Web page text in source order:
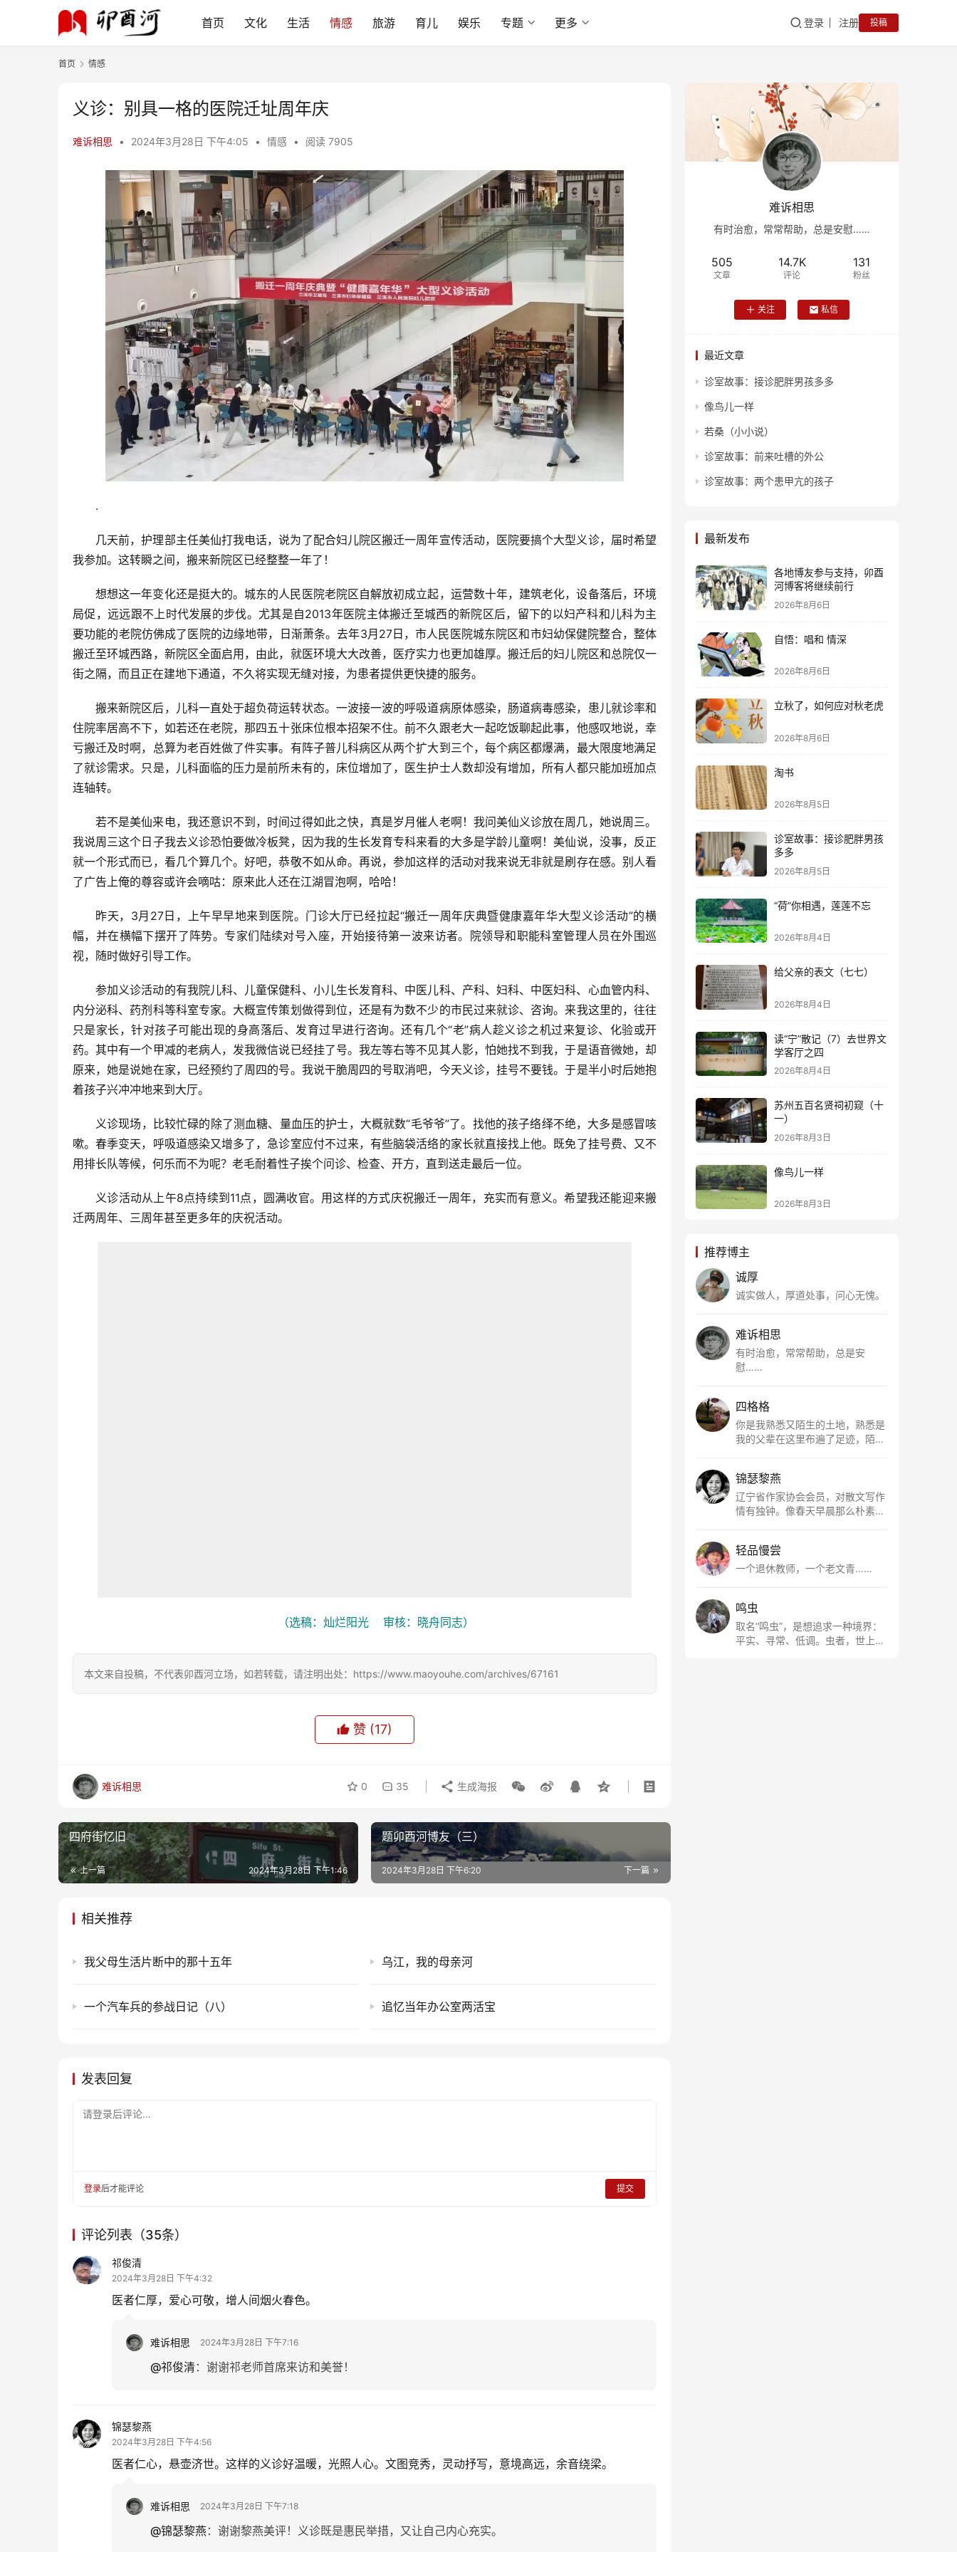
首页 文化 生活 情感 旅游 育儿 娱乐 专题 更多 登录 注册 投稿
首页 情感
义诊：别具一格的医院迁址周年庆
难诉相思 • 2024年3月28日 下午4:05 • 情感 • 阅读 7905
.
几天前，护理部主任美仙打我电话，说为了配合妇儿院区搬迁一周年宣传活动，医院要搞个大型义诊，届时希望
我参加。这转瞬之间，搬来新院区已经整整一年了！
想想这一年变化还是挺大的。城东的人民医院老院区自解放初成立起，运营数十年，建筑老化，设备落后，环境
局促，远远跟不上时代发展的步伐。尤其是自2013年医院主体搬迁至城西的新院区后，留下的以妇产科和儿科为主
要功能的老院仿佛成了医院的边缘地带，日渐萧条。去年3月27日，市人民医院城东院区和市妇幼保健院整合，整体
搬迁至环城西路，新院区全面启用，由此，就医环境大大改善，医疗实力也更加雄厚。搬迁后的妇儿院区和总院仅一
街之隔，而且正在建地下通道，不久将实现无缝对接，为患者提供更快捷的服务。
搬来新院区后，儿科一直处于超负荷运转状态。一波接一波的呼吸道病原体感染，肠道病毒感染，患儿就诊率和
住院率居高不下，如若还在老院，那四五十张床位根本招架不住。前不久跟老大一起吃饭聊起此事，他感叹地说，幸
亏搬迁及时啊，总算为老百姓做了件实事。有阵子普儿科病区从两个扩大到三个，每个病区都爆满，最大限度地满足
了就诊需求。只是，儿科面临的压力是前所未有的，床位增加了，医生护士人数却没有增加，所有人都只能加班加点
连轴转。
若不是美仙来电，我还意识不到，时间过得如此之快，真是岁月催人老啊！我问美仙义诊放在周几，她说周三。
我说周三这个日子我去义诊恐怕要做冷板凳，因为我的生长发育专科来看的大多是学龄儿童啊！美仙说，没事，反正
就一个形式而已，看几个算几个。好吧，恭敬不如从命。再说，参加这样的活动对我来说无非就是刷存在感。别人看
了广告上俺的尊容或许会嘀咕：原来此人还在江湖冒泡啊，哈哈！
昨天，3月27日，上午早早地来到医院。门诊大厅已经拉起“搬迁一周年庆典暨健康嘉年华大型义诊活动”的横
幅，并在横幅下摆开了阵势。专家们陆续对号入座，开始接待第一波来访者。院领导和职能科室管理人员在外围巡
视，随时做好引导工作。
参加义诊活动的有我院儿科、儿童保健科、小儿生长发育科、中医儿科、产科、妇科、中医妇科、心血管内科、
内分泌科、药剂科等科室专家。大概宣传策划做得到位，还是有为数不少的市民过来就诊、咨询。来我这里的，往往
只是家长，针对孩子可能出现的身高落后、发育过早进行咨询。还有几个“老”病人趁义诊之机过来复诊、化验或开
药。其中有一个甲减的老病人，发我微信说已经挂了号。我左等右等不见其人影，怕她找不到我，于是语音微她，却
原来，她是说她在家，已经预约了周四的号。我说干脆周四的号取消吧，今天义诊，挂号不要钱。于是半小时后她抱
着孩子兴冲冲地来到大厅。
义诊现场，比较忙碌的除了测血糖、量血压的护士，大概就数“毛爷爷”了。找他的孩子络绎不绝，大多是感冒咳
嗽。春季变天，呼吸道感染又增多了，急诊室应付不过来，有些脑袋活络的家长就直接找上他。既免了挂号费、又不
用排长队等候，何乐而不为呢？老毛耐着性子挨个问诊、检查、开方，直到送走最后一位。
义诊活动从上午8点持续到11点，圆满收官。用这样的方式庆祝搬迁一周年，充实而有意义。希望我还能迎来搬
迁两周年、三周年甚至更多年的庆祝活动。
（选稿：灿烂阳光    审核：晓舟同志）
本文来自投稿，不代表卯酉河立场，如若转载，请注明出处：https://www.maoyouhe.com/archives/67161
赞 (17)
难诉相思 0 35 生成海报
四府街忆旧
上一篇 2024年3月28日 下午1:46
题卯酉河博友（三）
下一篇
2024年3月28日 下午6:20
相关推荐
我父母生活片断中的那十五年 乌江，我的母亲河
一个汽车兵的参战日记（八） 追忆当年办公室两活宝
发表回复
请登录后评论...
登录后才能评论 提交
评论列表（35条）
祁俊清
2024年3月28日 下午4:32
医者仁厚，爱心可敬，增人间烟火春色。
难诉相思 2024年3月28日 下午7:16
@祁俊清： 谢谢祁老师首席来访和美誉！
锦瑟黎燕
2024年3月28日 下午4:56
医者仁心，悬壶济世。这样的义诊好温暖，光照人心。文图竞秀，灵动抒写，意境高远，余音绕梁。
难诉相思 2024年3月28日 下午7:18
@锦瑟黎燕： 谢谢黎燕美评！义诊既是惠民举措，又让自己内心充实。
难诉相思
有时治愈，常常帮助，总是安慰……
505
文章
14.7K
评论
131
粉丝
关注 私信
最近文章
诊室故事：接诊肥胖男孩多多
像鸟儿一样
若桑（小小说）
诊室故事：前来吐槽的外公
诊室故事：两个患甲亢的孩子
最新发布
各地博友参与支持，卯酉
河博客将继续前行
2026年8月6日
自悟：唱和 情深
2026年8月6日
立秋了，如何应对秋老虎
2026年8月6日
淘书
2026年8月5日
诊室故事：接诊肥胖男孩
多多
2026年8月5日
“荷”你相遇，莲莲不忘
2026年8月4日
给父亲的表文（七七）
2026年8月4日
读“宁”散记（7）去世界文
学客厅之四
2026年8月4日
苏州五百名贤祠初窥（十
一）
2026年8月3日
像鸟儿一样
2026年8月3日
推荐博主
诚厚
诚实做人，厚道处事，问心无愧。
难诉相思
有时治愈，常常帮助，总是安
慰……
四格格
你是我熟悉又陌生的土地，熟悉是
我的父辈在这里布遍了足迹，陌生
根所在，我用文字慢慢认识你、慢
慢熟悉你。
锦瑟黎燕
辽宁省作家协会会员，对散文写作
情有独钟。像春天早晨那么朴素，
轻品慢尝
一个退休教师，一个老文青……
鸣虫
取名“鸣虫”，是想追求一种境界：
平实、寻常、低调。虫者，世上最